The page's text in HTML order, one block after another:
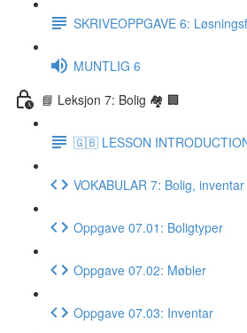
SKRIVEOPPGAVE 6:
MUNTLIG 6
📘 Leksjon 7: Bolig 🏘 🏢
🇬🇧 LESSON
VOKABULAR 7: Bolig,
Oppgave 07.01: Boligtyper
Oppgave 07.02: Møbler
Oppgave 07.03: Inventar